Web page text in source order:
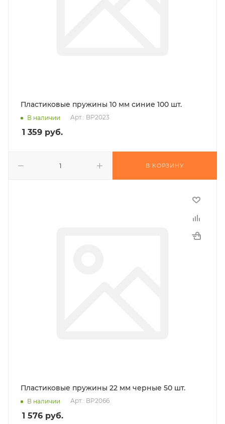
Пластиковые пружины 10 мм синие 100 шт.
В наличии Арт.: BP2023
1 359 руб.
В КОРЗИНУ
Пластиковые пружины 22 мм черные 50 шт.
В наличии Арт.: BP2066
1 576 руб.